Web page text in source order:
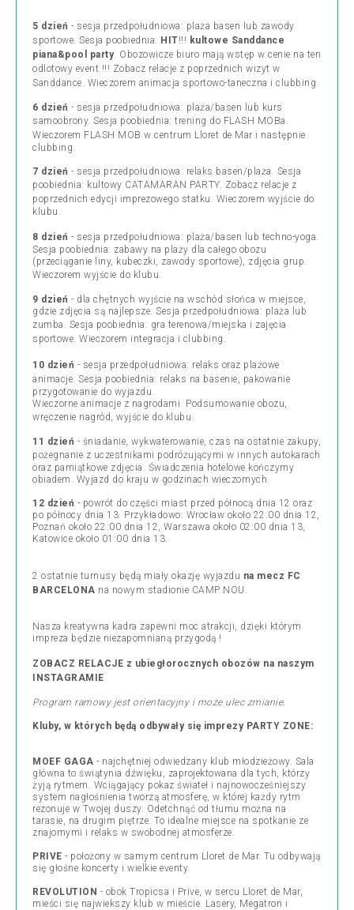
5 dzień - sesja przedpołudniowa: plaża basen lub zawody
sportowe. Sesja poobiednia: HIT!!! kultowe Sanddance
piana&pool party. Obozowicze biuro mają wstęp w cenie na ten
odlotowy event !!! Zobacz relacje z poprzednich wizyt w
Sanddance. Wieczorem animacja sportowo-taneczna i clubbing.
6 dzień - sesja przedpołudniowa: plaża/basen lub kurs
samoobrony. Sesja poobiednia: trening do FLASH MOBa .
Wieczorem FLASH MOB w centrum Lloret de Mar i następnie
clubbing.
7 dzień - sesja przedpołudniowa: relaks basen/plaża. Sesja
poobiednia: kultowy CATAMARAN PARTY. Zobacz relacje z
poprzednich edycji imprezowego statku . Wieczorem wyjście do
klubu.
8 dzień - sesja przedpołudniowa: plaża/basen lub techno-yoga.
Sesja poobiednia: zabawy na plaży dla całego obozu
(przeciąganie liny, kubeczki, zawody sportowe), zdjęcia grup.
Wieczorem wyjście do klubu.
9 dzień - dla chętnych wyjście na wschód słońca w miejsce,
gdzie zdjęcia są najlepsze. Sesja przedpołudniowa: plaża lub
zumba. Sesja poobiednia: gra terenowa/miejska i zajęcia
sportowe. Wieczorem integracja i clubbing.
10 dzień - sesja przedpołudniowa: relaks oraz plażowe
animacje. Sesja poobiednia: relaks na basenie, pakowanie
przygotowanie do wyjazdu.
Wieczorne animacje z nagrodami. Podsumowanie obozu,
wręczenie nagród, wyjście do klubu.
11 dzień - śniadanie, wykwaterowanie, czas na ostatnie zakupy,
pożegnanie z uczestnikami podróżującymi w innych autokarach
oraz pamiątkowe zdjęcia. Świadczenia hotelowe kończymy
obiadem. Wyjazd do kraju w godzinach wieczornych.
12 dzień - powrót do części miast przed północą dnia 12 oraz
po północy dnia 13. Przykładowo: Wrocław około 22:00 dnia 12,
Poznań około 22:00 dnia 12, Warszawa około 02:00 dnia 13,
Katowice około 01:00 dnia 13.
2 ostatnie turnusy będą miały okazję wyjazdu na mecz FC
BARCELONA na nowym stadionie CAMP NOU.
Nasza kreatywna kadra zapewni moc atrakcji, dzięki którym
impreza będzie niezapomnianą przygodą !
ZOBACZ RELACJE z ubiegłorocznych obozów na naszym
INSTAGRAMIE
Program ramowy jest orientacyjny i może ulec zmianie.
Kluby, w których będą odbywały się imprezy PARTY ZONE:
MOEF GAGA - najchętniej odwiedzany klub młodzieżowy. Sala
główna to świątynia dźwięku, zaprojektowana dla tych, którzy
żyją rytmem. Wciągający pokaz świateł i najnowocześniejszy
system nagłośnienia tworzą atmosferę, w której każdy rytm
rezonuje w Twojej duszy. Odetchnąć od tłumu można na
tarasie, na drugim piętrze. To idealne miejsce na spotkanie ze
znajomymi i relaks w swobodnej atmosferze.
PRIVE - położony w samym centrum Lloret de Mar. Tu odbywają
się głośne koncerty i wielkie eventy.
REVOLUTION - obok Tropicsa i Prive, w sercu Lloret de Mar,
mieści się najwiekszy klub w mieście. Lasery, Megatron i